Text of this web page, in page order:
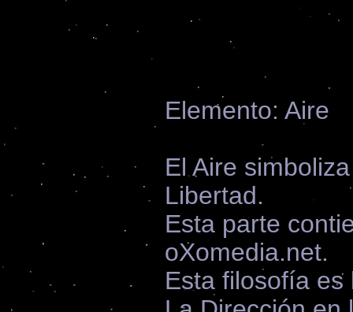
Elemento: Aire
El Aire
Libertad.
Esta parte
oXomedia.net.
Esta filosofía es